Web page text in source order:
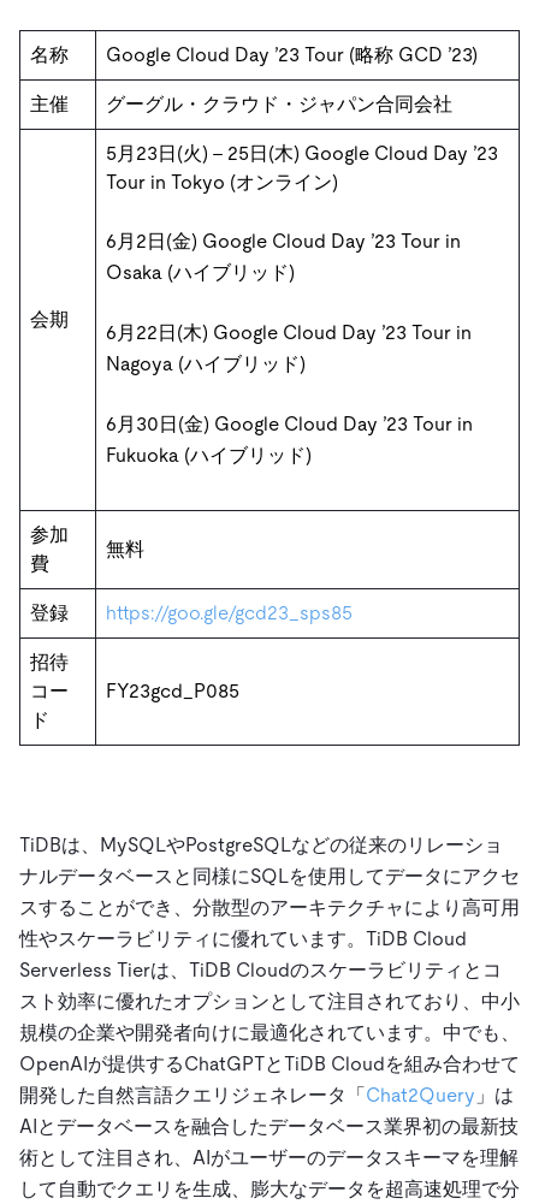
名称 Google Cloud Day ’23 Tour (略称 GCD ’23)
主催 グーグル・クラウド・ジャパン合同会社
会期
5⽉23⽇(火) – 25⽇(木) Google Cloud Day ’23
Tour in Tokyo (オンライン)
6⽉2⽇(金) Google Cloud Day ’23 Tour in
Osaka (ハイブリッド)
6⽉22⽇(木) Google Cloud Day ’23 Tour in
Nagoya (ハイブリッド)
6⽉30⽇(金) Google Cloud Day ’23 Tour in
Fukuoka (ハイブリッド)
参加
費
無料
登録 https://goo.gle/gcd23_sps85
招待
コー
ド
FY23gcd_P085
TiDBは、MySQLやPostgreSQLなどの従来のリレーショ
ナルデータベースと同様にSQLを使用してデータにアクセ
スすることができ、分散型のアーキテクチャにより高可用
性やスケーラビリティに優れています。TiDB Cloud
Serverless Tierは、TiDB Cloudのスケーラビリティとコ
スト効率に優れたオプションとして注目されており、中小
規模の企業や開発者向けに最適化されています。中でも、
OpenAIが提供するChatGPTとTiDB Cloudを組み合わせて
開発した自然言語クエリジェネレータ「Chat2Query 」は
AIとデータベースを融合したデータベース業界初の最新技
術として注目され、AIがユーザーのデータスキーマを理解
して自動でクエリを生成、膨大なデータを超高速処理で分